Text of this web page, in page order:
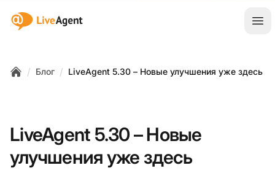
:site.title
/ Блог / LiveAgent 5.30 – Новые улучшения уже здесь
LiveAgent 5.30 – Новые
улучшения уже здесь